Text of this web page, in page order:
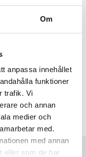
Om
anpassa innehållet
funktioner
trafik. Vi
och annan
medier och
med.
med annan
eller som de har